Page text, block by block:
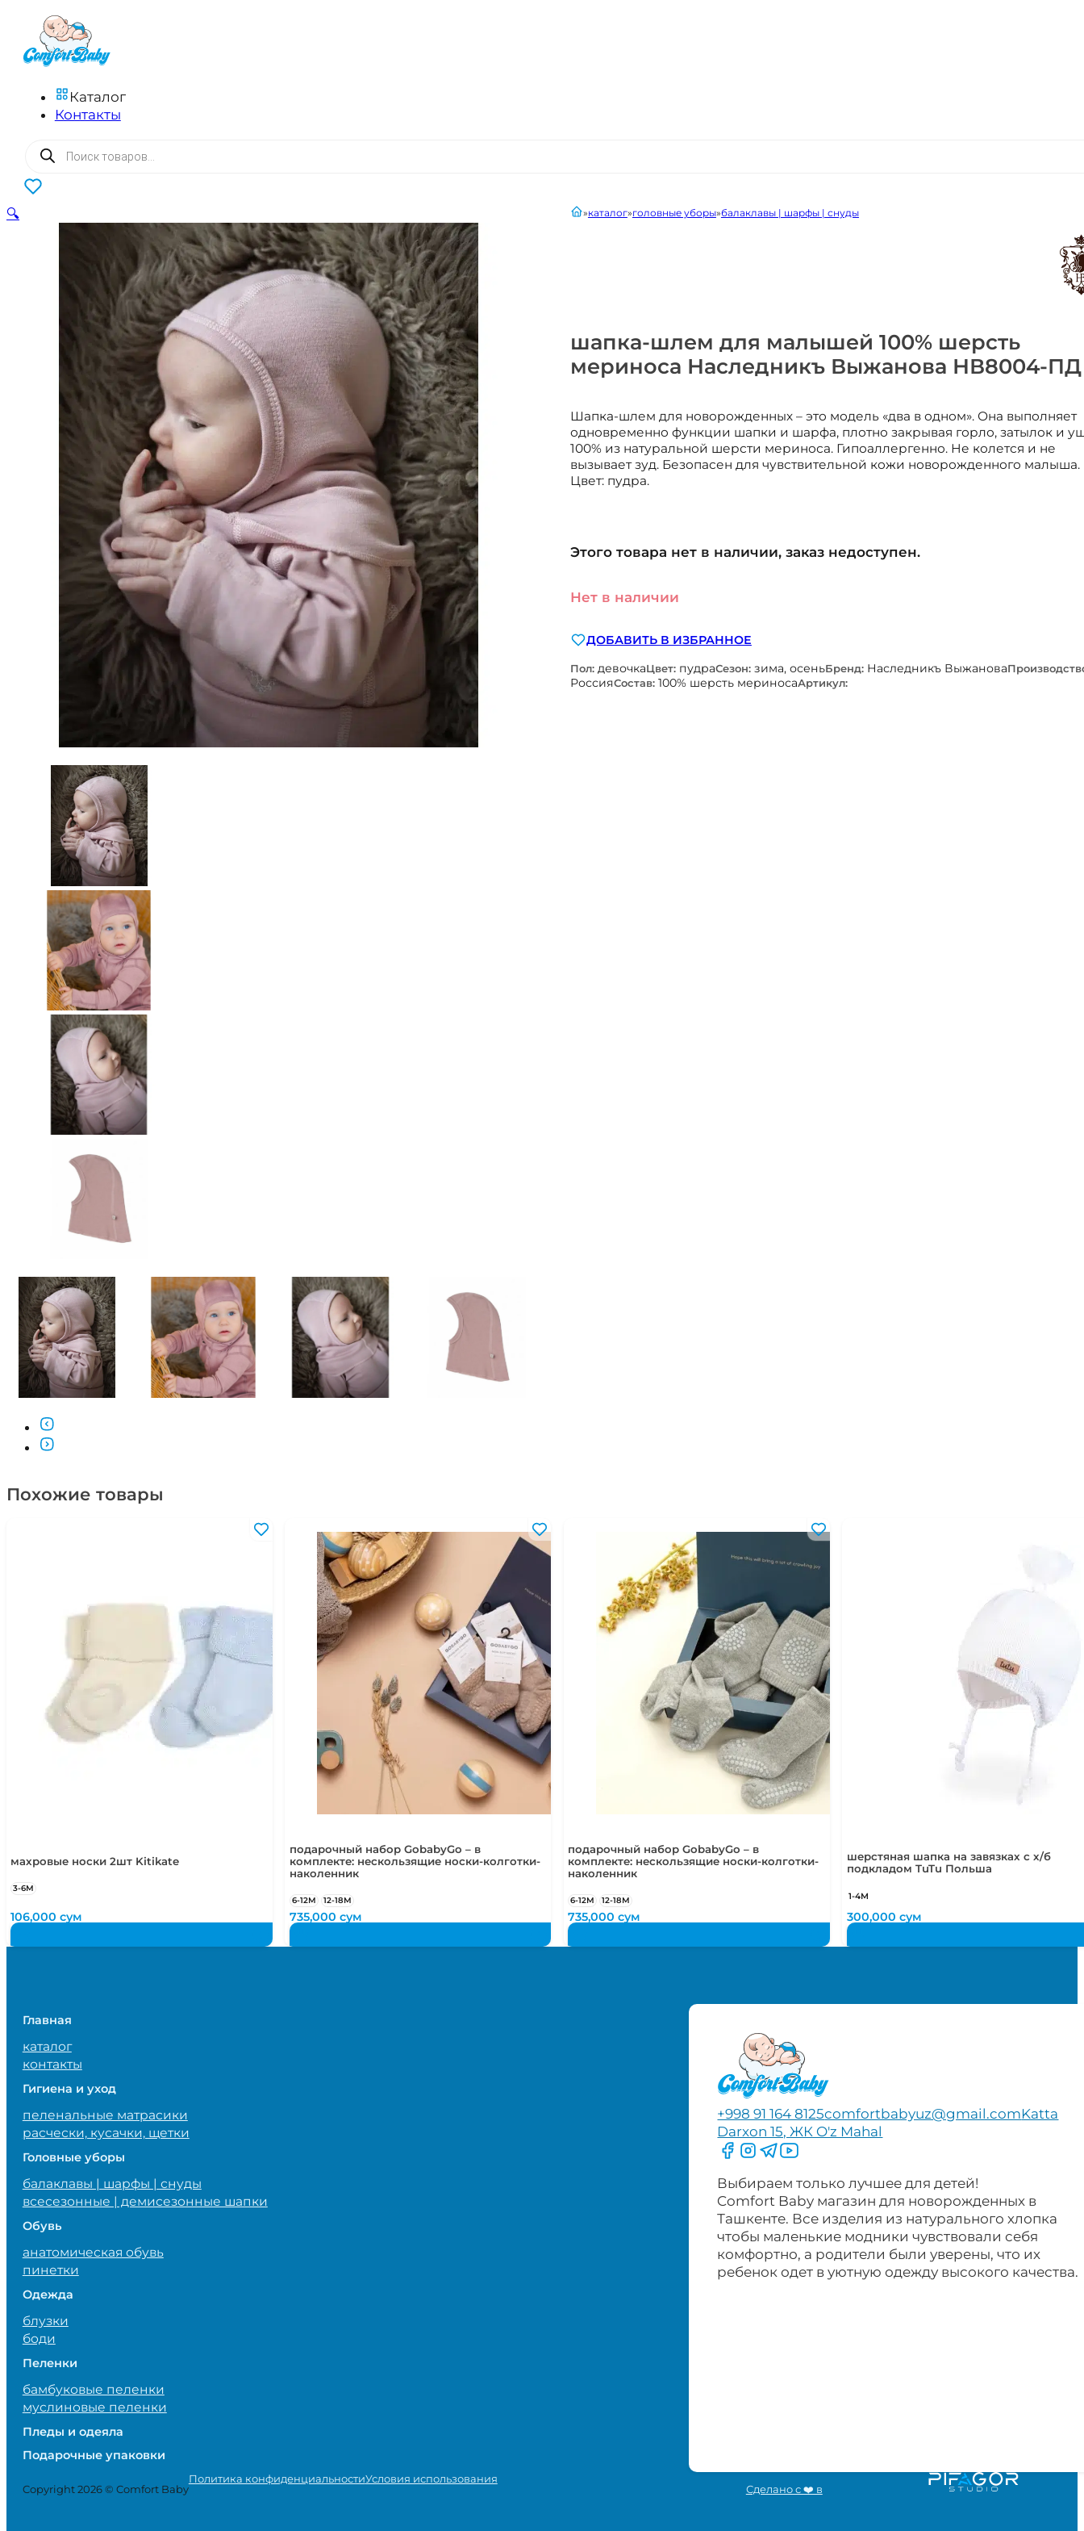
Каталог
Контакты
Поиск
товаров
0
шапка-шлем для малышей 100% шерсть
мериноса Наследникъ Выжанова НВ8004-ПД
Шапка-шлем для новорожденных – это модель «два в одном». Она выполняет
одновременно функции шапки и шарфа, плотно закрывая горло, затылок и
100% из натуральной шерсти мериноса. Гипоаллергенно. Не колется и не
вызывает зуд. Безопасен для чувствительной кожи новорожденного малыша.
Цвет: пудра.
главнаякаталог головные уборы балаклавы | шарфы | снуды
Этого товара нет в наличии, заказ недоступен.
Нет в наличии
ДОБАВИТЬ В ИЗБРАННОЕ
Пол: девочкаЦвет: пудраСезон: зима, осеньБренд: Наследникъ Выжанова
РоссияСостав: 100% шерсть мериносаАртикул:
🔍
Похожие товары
махровые носки 2шт Kitikate
3-6М
106,000сум
подарочный набор GobabyGo – в
комплекте: нескользящие носки-колготки-
наколенник
6-12М 12-18М
735,000 сум
подарочный набор GobabyGo – в
комплекте: нескользящие носки-колготки-
наколенник
6-12М 12-18М
735,000сум
шерстяная шапка на завязках с х/б
подкладом TuTu Польша
1-4М
300,000 сум
Главная
каталог
контакты
Гигиена и уход
пеленальные матрасики
расчески, кусачки, щетки
Головные уборы
балаклавы | шарфы | снуды
всесезонные | демисезонные шапки
Обувь
анатомическая обувь
пинетки
Одежда
блузки
боди
Пеленки
бамбуковые пеленки
муслиновые пеленки
Пледы и одеяла
Подарочные упаковки
+998 91 164 8125comfortbabyuz@gmail.comKatta
Darxon 15, ЖК O'z Mahal
Следите за нами на Facebook
Следите за нами в Instagram
Следите за нами в Telegram
Следите за нами в YouTube
Выбираем только лучшее для детей!
Comfort Baby магазин для новорожденных в
Ташкенте. Все изделия из натурального хлопка
чтобы маленькие модники чувствовали себя
комфортно, а родители были уверены, что их
ребенок одет в уютную одежду высокого качества.
Copyright 2026 © Comfort Baby
Политика конфиденциальностиУсловия использования
Сделано с ❤️ в